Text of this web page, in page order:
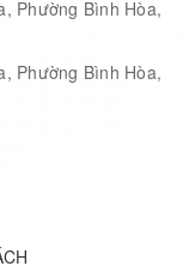
Phường Bình Hòa,
Phường Bình Hòa,